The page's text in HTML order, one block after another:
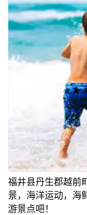
福井县丹生郡越前
景，海洋运动，海
游景点吧！